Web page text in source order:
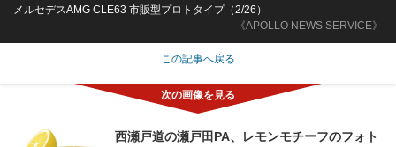
《APOLLO NEWS SERVICE》
メルセデスAMG CLE63 市販型プロトタイプ（2/26）
この記事へ戻る
西瀬戸道の瀬戸田PA、レモンモチーフのフォト